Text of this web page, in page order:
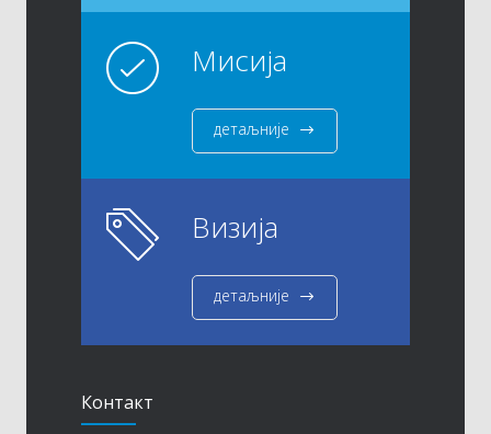
Мисија
детаљније
Визија
детаљније
Контакт